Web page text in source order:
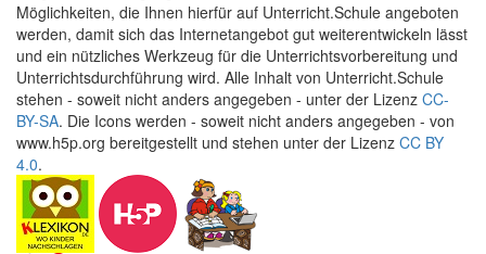
Möglichkeiten, die Ihnen hierfür auf Unterricht.Schule angeboten
werden, damit sich das Internetangebot gut weiterentwickeln lässt
und ein nützliches Werkzeug für die Unterrichtsvorbereitung und
Unterrichtsdurchführung wird. Alle Inhalt von Unterricht.Schule
stehen - soweit nicht anders angegeben - unter der Lizenz CC-
BY-SA. Die Icons werden - soweit nicht anders angegeben - von
www.h5p.org bereitgestellt und stehen unter der Lizenz CC BY
4.0.